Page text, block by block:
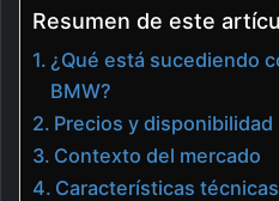
Resumen de este
¿Qué está sucediendo
BMW?
Precios y disponibilidad
Contexto del mercado
Características técnicas